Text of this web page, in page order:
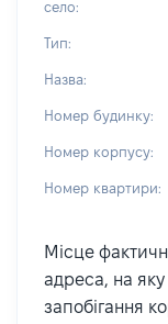
село:
Тип:
Назва:
Номер будинку:
Номер корпусу:
Номер квартири:
Місце
адреса, на яку
запобігання